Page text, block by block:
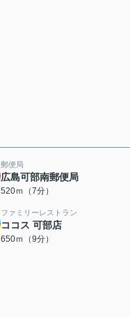
郵便局
広島可部南郵便局
520ｍ（7分）
ファミリーレストラン
ココス 可部店
650ｍ（9分）